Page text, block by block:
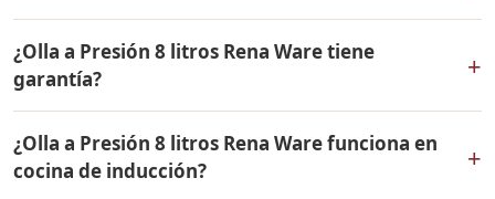
para conocer el precio actual, promociones disponibles
y facilidades de pago en cuotas desde el 10% de inicial.
Ware a Marmato, Caldas y a todo Colombia. El pago es
contra entrega.
¿Olla a Presión 8 litros Rena Ware tiene
garantía?
+
por vida contra defectos de fabricación. Todos los
productos Rena Ware están fabricados en acero
¿Olla a Presión 8 litros Rena Ware funciona en
cocina de inducción?
+